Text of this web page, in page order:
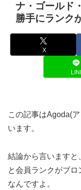
ナ・ゴールド
勝手にランク
X
この記事はAgoda(
います。
結論から言いますと
と会員ランクがブ
なんですよ。